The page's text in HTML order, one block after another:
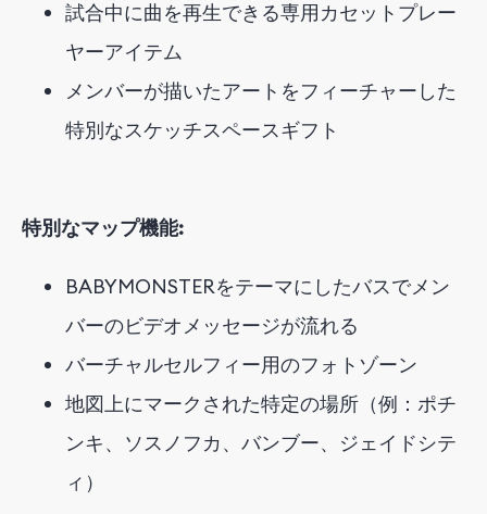
試合中に曲を再生できる専用カセットプレー
ヤーアイテム
メンバーが描いたアートをフィーチャーした
特別なスケッチスペースギフト
特別なマップ機能:
BABYMONSTERをテーマにしたバスでメン
バーのビデオメッセージが流れる
バーチャルセルフィー用のフォトゾーン
地図上にマークされた特定の場所（例：ポチ
ンキ、ソスノフカ、バンブー、ジェイドシテ
ィ）